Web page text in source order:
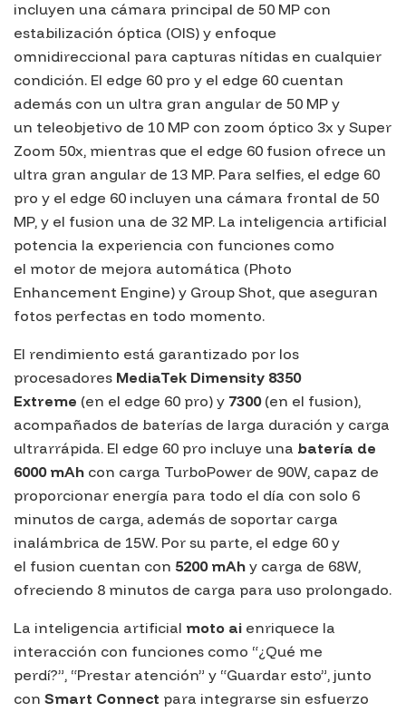
incluyen una cámara principal de 50 MP con
estabilización óptica (OIS) y enfoque
omnidireccional para capturas nítidas en cualquier
condición. El edge 60 pro y el edge 60 cuentan
además con un ultra gran angular de 50 MP y
un teleobjetivo de 10 MP con zoom óptico 3x y Super
Zoom 50x, mientras que el edge 60 fusion ofrece un
ultra gran angular de 13 MP. Para selfies, el edge 60
pro y el edge 60 incluyen una cámara frontal de 50
MP, y el fusion una de 32 MP. La inteligencia artificial
potencia la experiencia con funciones como
el motor de mejora automática (Photo
Enhancement Engine) y Group Shot, que aseguran
fotos perfectas en todo momento.
El rendimiento está garantizado por los
procesadores MediaTek Dimensity 8350
Extreme (en el edge 60 pro) y 7300(en el fusion),
acompañados de baterías de larga duración y carga
ultrarrápida. El edge 60 pro incluye una batería de
6000 mAh con carga TurboPower de 90W, capaz de
proporcionar energía para todo el día con solo 6
minutos de carga, además de soportar carga
inalámbrica de 15W. Por su parte, el edge 60 y
el fusion cuentan con 5200 mAh y carga de 68W,
ofreciendo 8 minutos de carga para uso prolongado.
La inteligencia artificial moto ai enriquece la
interacción con funciones como “¿Qué me
perdí?”, “Prestar atención” y “Guardar esto”, junto
con Smart Connect para integrarse sin esfuerzo